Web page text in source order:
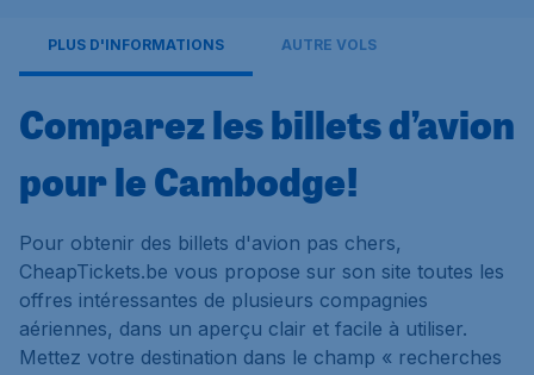
PLUS D'INFORMATIONS AUTRE VOLS
Comparez les billets d’avion
pour le Cambodge!
Pour obtenir des billets d'avion pas chers,
CheapTickets.be vous propose sur son site toutes les
offres intéressantes de plusieurs compagnies
aériennes, dans un aperçu clair et facile à utiliser.
Mettez votre destination dans le champ « recherches